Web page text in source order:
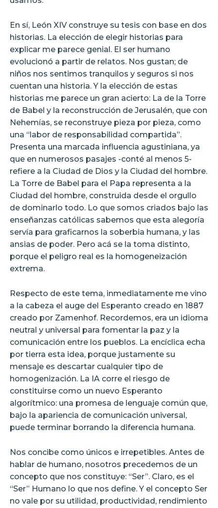
En sí, León XIV construye su tesis con base en dos
historias. La elección de elegir historias para
explicar me parece genial. El ser humano
evolucionó a partir de relatos. Nos gustan; de
niños nos sentimos tranquilos y seguros si nos
cuentan una historia. Y la elección de estas
historias me parece un gran acierto: La de la Torre
de Babel y la reconstrucción de Jerusalén, que con
Nehemías, se reconstruye pieza por pieza, como
una “labor de responsabilidad compartida”.
Presenta una marcada influencia agustiniana, ya
que en numerosos pasajes -conté al menos 5-
refiere a la Ciudad de Dios y la Ciudad del hombre.
La Torre de Babel para el Papa representa a la
Ciudad del hombre, construida desde el orgullo
de dominarlo todo. Lo que somos criados bajo las
enseñanzas católicas sabemos que esta alegoría
servía para graficarnos la soberbia humana, y las
ansias de poder. Pero acá se la toma distinto,
porque el peligro real es la homogeneización
extrema.
Respecto de este tema, inmediatamente me vino
a la cabeza el auge del Esperanto creado en 1887
creado por Zamenhof. Recordemos, era un idioma
neutral y universal para fomentar la paz y la
comunicación entre los pueblos. La encíclica echa
por tierra esta idea, porque justamente su
mensaje es descartar cualquier tipo de
homogenización. La IA corre el riesgo de
constituirse como un nuevo Esperanto
algorítmico: una promesa de lenguaje común que,
bajo la apariencia de comunicación universal,
puede terminar borrando la diferencia humana.
Nos concibe como únicos e irrepetibles. Antes de
hablar de humano, nosotros precedemos de un
concepto que nos constituye: “Ser”. Claro, es el
“Ser” Humano lo que nos define. Y el concepto Ser
no vale por su utilidad, productividad, rendimiento